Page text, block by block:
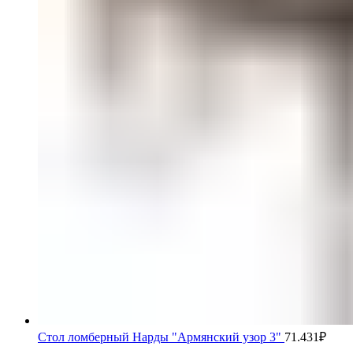
Стол ломберный Нарды "Армянский узор 3" 71.431₽